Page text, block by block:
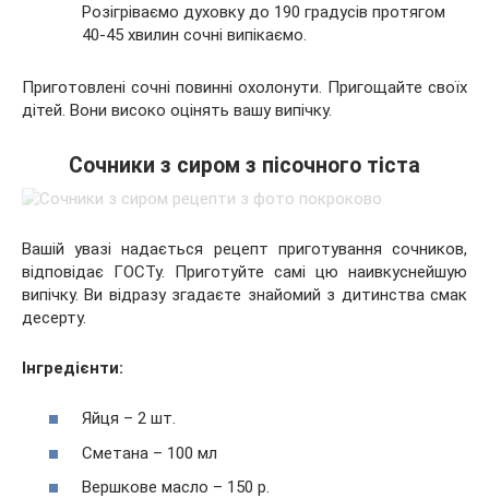
Розігріваємо духовку до 190 градусів протягом
40-45 хвилин сочні випікаємо.
Приготовлені сочні повинні охолонути. Пригощайте своїх
дітей. Вони високо оцінять вашу випічку.
Сочники з сиром з пісочного тіста
Вашій увазі надається рецепт приготування сочников,
відповідає ГОСТу. Приготуйте самі цю наивкуснейшую
випічку. Ви відразу згадаєте знайомий з дитинства смак
десерту.
Інгредієнти:
Яйця – 2 шт.
Сметана – 100 мл
Вершкове масло – 150 р.